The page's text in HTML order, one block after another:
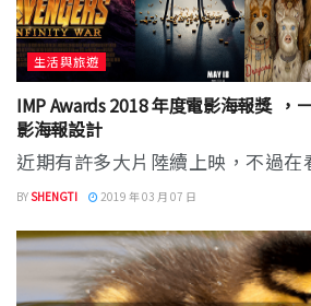
生活與旅遊
IMP Awards 2018 年度電影海報獎 ，
影海報設計
近期有許多大片陸續上映，不過在
BYSHENGTI 2019 年 03 月 07 日